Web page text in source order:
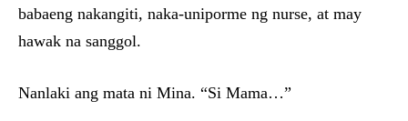
babaeng nakangiti, naka-uniporme ng nurse, at may
hawak na sanggol.
Nanlaki ang mata ni Mina. “Si Mama…”